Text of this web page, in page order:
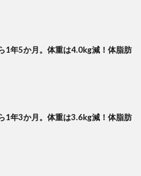
1年5か月。体重は4.0kg減！体脂肪
1年3か月。体重は3.6kg減！体脂肪